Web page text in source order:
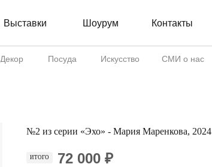
Выставки Шоурум Контакты
Искусство СМИ о нас
Посуда
Декор
№2 из серии «Эхо» - Мария Маренкова, 2024
ИТОГО 72 000 ₽